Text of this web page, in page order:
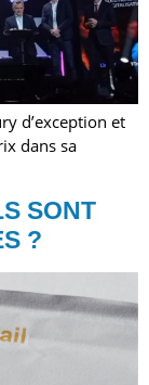
d’exception et
dans sa
SONT
?